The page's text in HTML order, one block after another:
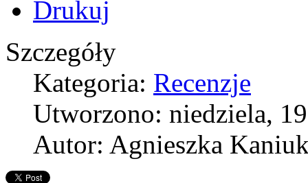
Szczegóły
Kategoria: Recenzje
Utworzono: niedziela,
Autor: Agnieszka